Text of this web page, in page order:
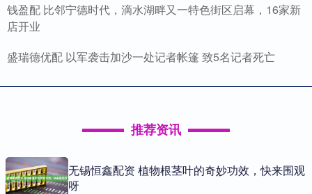
钱盈配 比邻宁德时代，滴水湖畔又一特色街区启幕，16家新
店开业
盛瑞德优配 以军袭击加沙一处记者帐篷 致5名记者死亡
推荐资讯
无锡恒鑫配资 植物根茎叶的奇妙功效，快来围观
呀